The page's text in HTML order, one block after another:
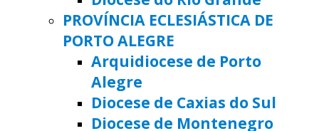
PROVÍNCIA ECLESIÁSTICA DE
PORTO ALEGRE
Arquidiocese de Porto
Alegre
Diocese de Caxias do Sul
Diocese de Montenegro